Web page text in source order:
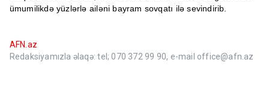
ümumilikdə yüzlərlə ailəni bayram sovqatı ilə sevindirib.
AFN.az
Redaksiyamızla əlaqə: tel; 070 372 99 90, e-mail office@afn.az